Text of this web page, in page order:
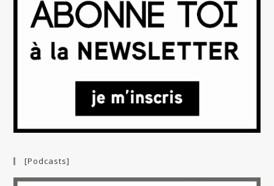
[Podcasts]